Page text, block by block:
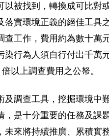
以被找到，轉換成可比對
落實環境正義的絕佳工具
查工作，費用約為數十萬
染行為人須自行付出千萬
以上調查費用之公帑。
及調查工具，挖掘環境中
，是十分重要的任務及課
未來將持續推廣、累積實